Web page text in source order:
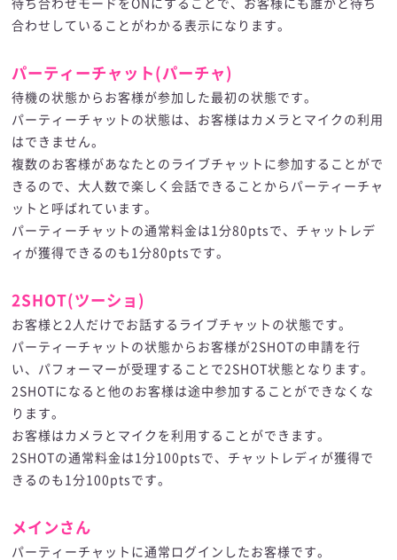
待ち合わせモードをONにすることで、お客様にも誰かと待ち
合わせしていることがわかる表示になります。
パーティーチャット(パーチャ)
待機の状態からお客様が参加した最初の状態です。
パーティーチャットの状態は、お客様はカメラとマイクの利用
はできません。
複数のお客様があなたとのライブチャットに参加することがで
きるので、大人数で楽しく会話できることからパーティーチャ
ットと呼ばれています。
パーティーチャットの通常料金は1分80ptsで、チャットレデ
ィが獲得できるのも1分80ptsです。
2SHOT(ツーショ)
お客様と2人だけでお話するライブチャットの状態です。
パーティーチャットの状態からお客様が2SHOTの申請を行
い、パフォーマーが受理することで2SHOT状態となります。
2SHOTになると他のお客様は途中参加することができなくな
ります。
お客様はカメラとマイクを利用することができます。
2SHOTの通常料金は1分100ptsで、チャットレディが獲得で
きるのも1分100ptsです。
メインさん
パーティーチャットに通常ログインしたお客様です。